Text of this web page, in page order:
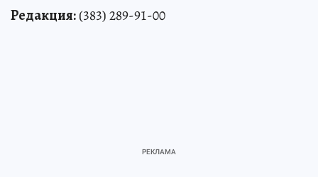
Редакция:(383) 289-91-00